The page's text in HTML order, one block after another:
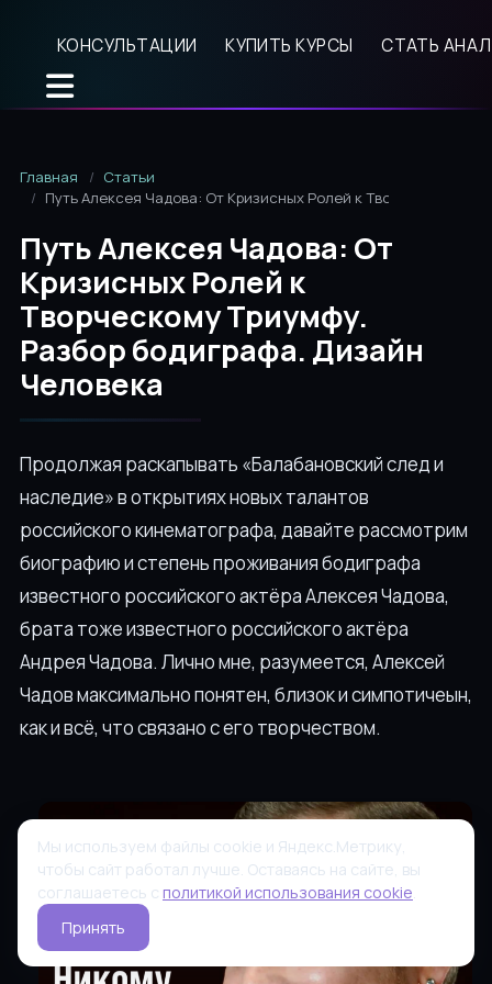
КОНСУЛЬТАЦИИ КУПИТЬ КУРСЫ СТАТЬ
Главная
Статьи
Путь Алексея Чадова: От Кризисных Ролей к Творческому
Путь Алексея Чадова: От
Кризисных Ролей к
Творческому Триумфу.
Разбор бодиграфа. Дизайн
Человека
Продолжая раскапывать «Балабановский след и
наследие» в открытиях новых талантов
российского кинематографа, давайте рассмотрим
биографию и степень проживания бодиграфа
известного российского актёра Алексея Чадова,
брата тоже известного российского актёра
Андрея Чадова. Лично мне, разумеется, Алексей
Чадов максимально понятен, близок и симпотичеын,
как и всё, что связано с его творчеством.
Мы используем файлы cookie и Яндекс.Метрику,
чтобы сайт работал лучше. Оставаясь на сайте, вы
соглашаетесь с политикой использования cookie.
Принять